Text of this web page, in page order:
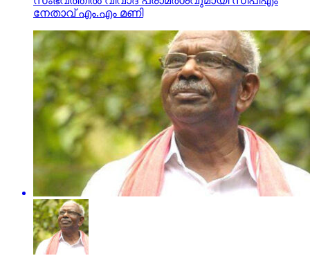
നേതാവ് എം.എം മണി